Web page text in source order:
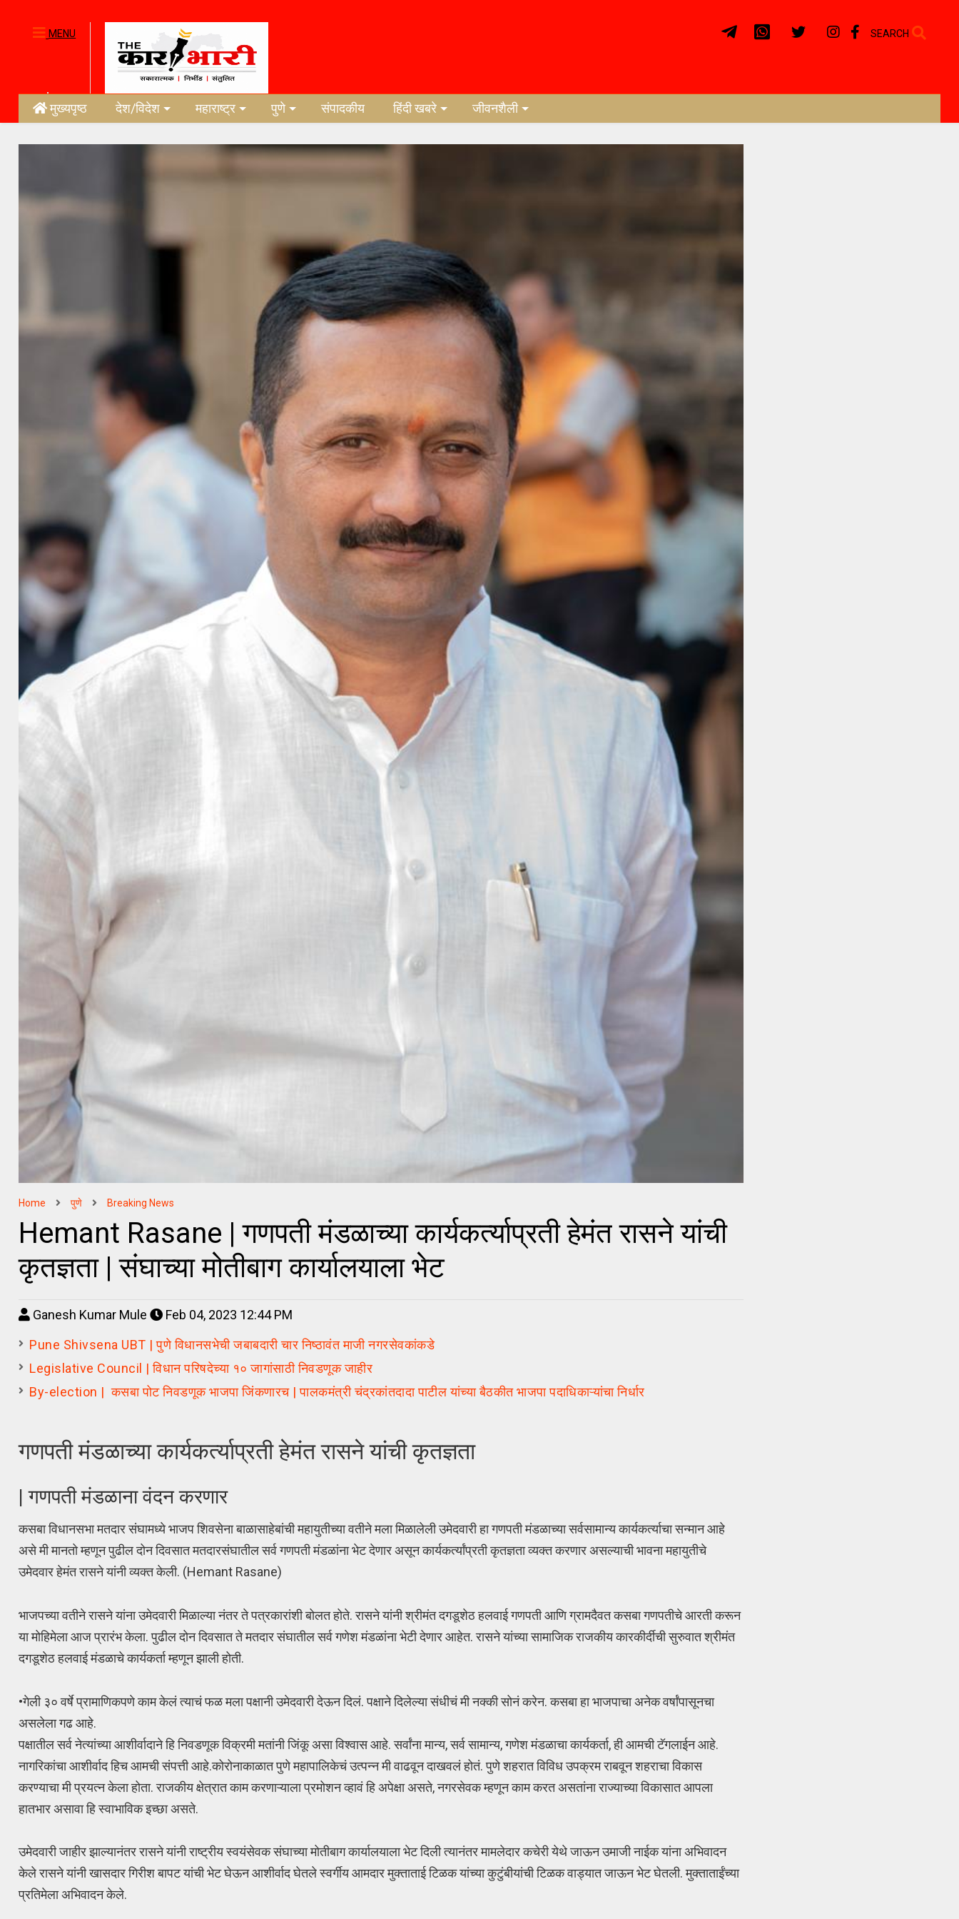
MENU SEARCH
मुख्यपृष्ठ देश/विदेश महाराष्ट्र पुणे संपादकीय हिंदी खबरे जीवनशैली
Home पुणे Breaking News
Hemant Rasane | गणपती मंडळाच्या कार्यकर्त्याप्रती हेमंत रासने यांची
कृतज्ञता | संघाच्या मोतीबाग कार्यालयाला भेट
Ganesh Kumar Mule
Feb 04, 2023 12:44 PM
Pune Shivsena UBT | पुणे विधानसभेची जबाबदारी चार निष्ठावंत माजी नगरसेवकांकडे
Legislative Council | विधान परिषदेच्या १० जागांसाठी निवडणूक जाहीर
By-election | कसबा पोट निवडणूक भाजपा जिंकणारच | पालकमंत्री चंद्रकांतदादा पाटील यांच्या बैठकीत भाजपा पदाधिकाऱ्यांचा निर्धार
गणपती मंडळाच्या कार्यकर्त्याप्रती हेमंत रासने यांची कृतज्ञता
| गणपती मंडळाना वंदन करणार
कसबा विधानसभा मतदार संघामध्ये भाजप शिवसेना बाळासाहेबांची महायुतीच्या वतीने मला मिळालेली उमेदवारी हा गणपती मंडळाच्या सर्वसामान्य कार्यकर्त्याचा सन्मान आहे
असे मी मानतो म्हणून पुढील दोन दिवसात मतदारसंघातील सर्व गणपती मंडळांना भेट देणार असून कार्यकर्त्यांप्रती कृतज्ञता व्यक्त करणार असल्याची भावना महायुतीचे
उमेदवार हेमंत रासने यांनी व्यक्त केली. (Hemant Rasane)
भाजपच्या वतीने रासने यांना उमेदवारी मिळाल्या नंतर ते पत्रकारांशी बोलत होते. रासने यांनी श्रीमंत दगडूशेठ हलवाई गणपती आणि ग्रामदैवत कसबा गणपतीचे आरती करून
या मोहिमेला आज प्रारंभ केला. पुढील दोन दिवसात ते मतदार संघातील सर्व गणेश मंडळांना भेटी देणार आहेत. रासने यांच्या सामाजिक राजकीय कारकीर्दीची सुरुवात श्रीमंत
दगडूशेठ हलवाई मंडळाचे कार्यकर्ता म्हणून झाली होती.
•गेली ३० वर्षे प्रामाणिकपणे काम केलं त्याचं फळ मला पक्षानी उमेदवारी देऊन दिलं. पक्षाने दिलेल्या संधीचं मी नक्की सोनं करेन. कसबा हा भाजपाचा अनेक वर्षांपासूनचा
असलेला गढ आहे.
पक्षातील सर्व नेत्यांच्या आशीर्वादाने हि निवडणूक विक्रमी मतांनी जिंकू असा विश्वास आहे. सर्वांना मान्य, सर्व सामान्य, गणेश मंडळाचा कार्यकर्ता, ही आमची टॅगलाईन आहे.
नागरिकांचा आशीर्वाद हिच आमची संपत्ती आहे.कोरोनाकाळात पुणे महापालिकेचं उत्पन्न मी वाढवून दाखवलं होतं. पुणे शहरात विविध उपक्रम राबवून शहराचा विकास
करण्याचा मी प्रयत्न केला होता. राजकीय क्षेत्रात काम करणाऱ्याला प्रमोशन व्हावं हि अपेक्षा असते, नगरसेवक म्हणून काम करत असतांना राज्याच्या विकासात आपला
हातभार असावा हि स्वाभाविक इच्छा असते.
उमेदवारी जाहीर झाल्यानंतर रासने यांनी राष्ट्रीय स्वयंसेवक संघाच्या मोतीबाग कार्यालयाला भेट दिली त्यानंतर मामलेदार कचेरी येथे जाऊन उमाजी नाईक यांना अभिवादन
केले रासने यांनी खासदार गिरीश बापट यांची भेट घेऊन आशीर्वाद घेतले स्वर्गीय आमदार मुक्ताताई टिळक यांच्या कुटुंबीयांची टिळक वाड्यात जाऊन भेट घेतली. मुक्ताताईंच्या
प्रतिमेला अभिवादन केले.